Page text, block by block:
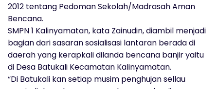
2012 tentang Pedoman Sekolah/Madrasah Aman
Bencana.
SMPN 1 Kalinyamatan, kata Zainudin, diambil menjadi
bagian dari sasaran sosialisasi lantaran berada di
daerah yang kerapkali dilanda bencana banjir yaitu
di Desa Batukali Kecamatan Kalinyamatan.
“Di Batukali kan setiap musim penghujan sellau